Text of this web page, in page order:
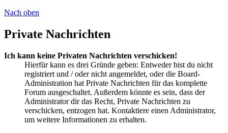
Nach oben
Private Nachrichten
Ich kann keine Privaten Nachrichten verschicken!
Hierfür kann es drei Gründe geben: Entweder bist du nicht
registriert und / oder nicht angemeldet, oder die Board-
Administration hat Private Nachrichten für das komplette
Forum ausgeschaltet. Außerdem könnte es sein, dass der
Administrator dir das Recht, Private Nachrichten zu
verschicken, entzogen hat. Kontaktiere einen Administrator,
um weitere Informationen zu erhalten.